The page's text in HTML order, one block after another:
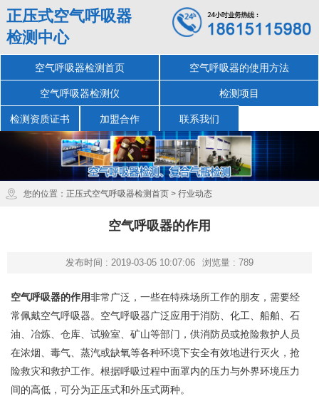
正压式空气呼吸器
检测中心
空气呼吸器检测首页 空气呼吸器的使用方法
空气呼吸器检测仪 检测项目
检测资质证书 加盟合作 联系我们
您的位置： 正压式空气呼吸器检测首页 > 行业动态
空气呼吸器的作用
发布时间 : 2019-03-05 10:07:06 浏览量 : 789
空气呼吸器的作用非常广泛，一些在特殊场所工作的朋友，需要经
常佩戴空气呼吸器。空气呼吸器广泛应用于消防、化工、船舶、石
油、冶炼、仓库、试验室、矿山等部门，供消防员或抢险救护人员
在浓烟、毒气、蒸汽或缺氧等各种环境下安全有效地进行灭火，抢
险救灾和救护工作。根据呼吸过程中面罩内的压力与外界环境压力
间的高低，可分为正压式和外压式两种。